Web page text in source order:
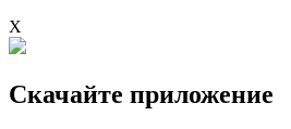
X
Скачайте приложение